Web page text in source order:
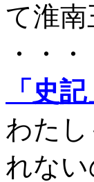
て淮
・・
「史記
わた
れない